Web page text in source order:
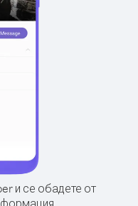
и се обадете от